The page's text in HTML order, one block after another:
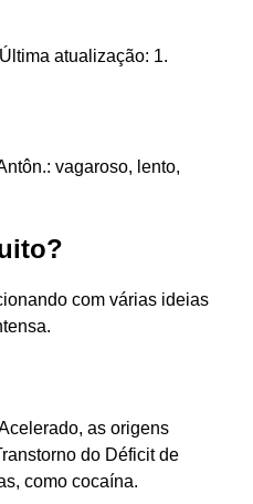
atualização: 1.
vagaroso, lento,
com várias ideias
as origens
do Déficit de
como cocaína.